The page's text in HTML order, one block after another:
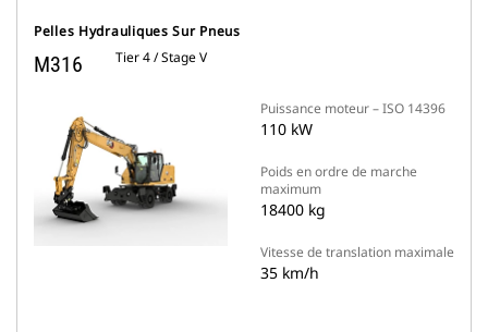
Pelles Hydrauliques Sur Pneus
M316 Tier 4 / Stage V
Puissance moteur – ISO 14396
110 kW
Poids en ordre de marche
maximum
18400 kg
Vitesse de translation maximale
35 km/h